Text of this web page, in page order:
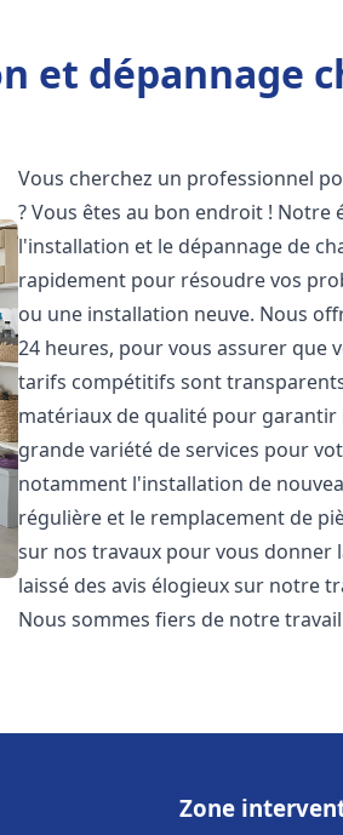
et dépannage
Vous cherchez un professionnel
? Vous êtes au bon endroit !
l'installation et le dépannage de
rapidement pour résoudre vos
ou une installation neuve. Nous
24 heures, pour vous assurer que
tarifs compétitifs sont
matériaux de qualité pour
grande variété de services pour
notamment l'installation de
régulière et le remplacement de
sur nos travaux pour vous
laissé des avis élogieux sur notre
Nous sommes fiers de notre
Zone